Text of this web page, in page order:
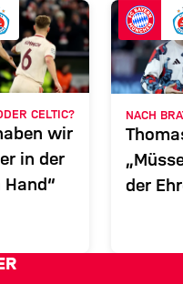
CELTIC?
wir
in der
Hand“
NACH
der